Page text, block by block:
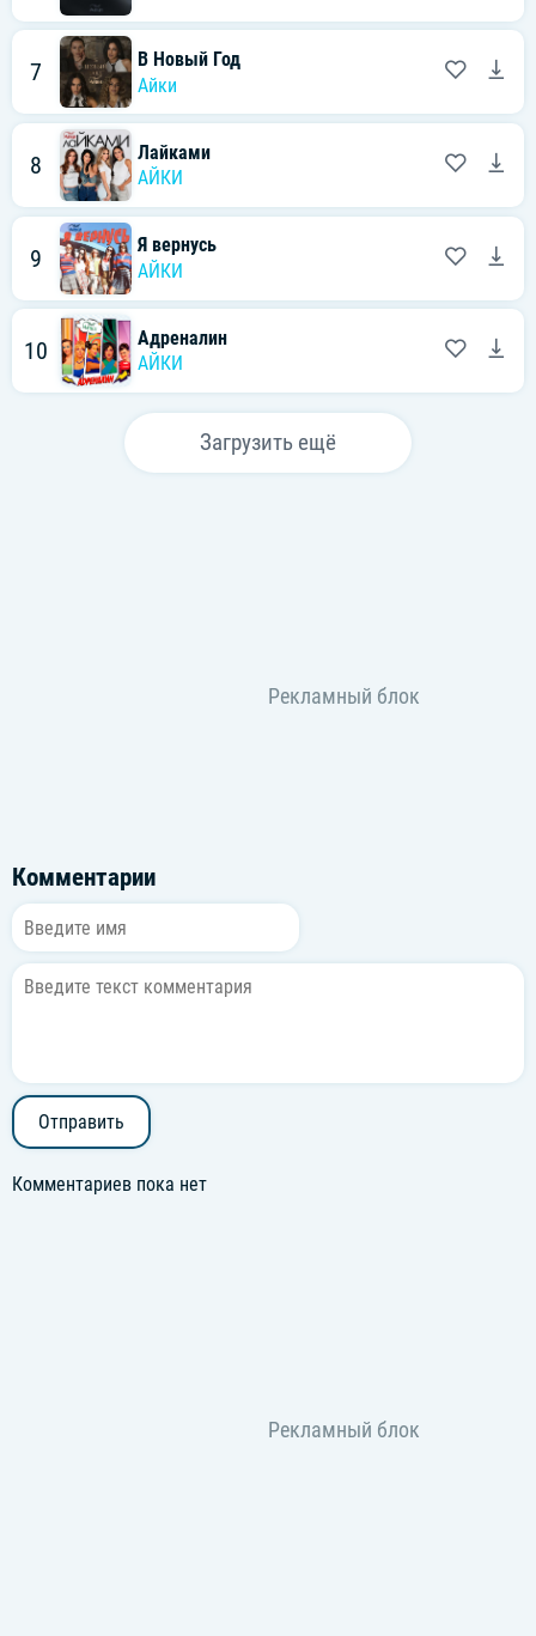
7
В Новый Год
Айки
8
Лайками
АЙКИ
9
Я вернусь
АЙКИ
10
Адреналин
АЙКИ
Загрузить ещё
Комментарии
Отправить
Комментариев пока нет